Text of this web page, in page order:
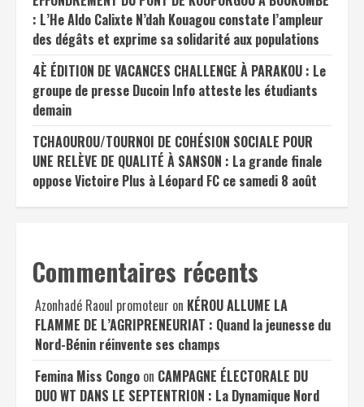
: L’He Aldo Calixte N’dah Kouagou constate l’ampleur
des dégâts et exprime sa solidarité aux populations
4È ÉDITION DE VACANCES CHALLENGE À PARAKOU : Le
groupe de presse Ducoin Info atteste les étudiants
demain
TCHAOUROU/TOURNOI DE COHÉSION SOCIALE POUR
UNE RELÈVE DE QUALITÉ À SANSON : La grande finale
oppose Victoire Plus à Léopard FC ce samedi 8 août
Commentaires récents
Azonhadé Raoul promoteur on KÉROU ALLUME LA
FLAMME DE L’AGRIPRENEURIAT : Quand la jeunesse du
Nord-Bénin réinvente ses champs
Femina Miss Congo on CAMPAGNE ÉLECTORALE DU
DUO WT DANS LE SEPTENTRION : La Dynamique Nord